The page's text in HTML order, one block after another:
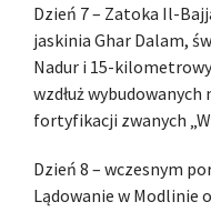
Dzień 7 – Zatoka Il-
jaskinia Ghar Dalam,
Nadur i 15-
wzdłuż wybudowanych
fortyfikacji zwanych
Dzień 8 – wczesnym
Lądowanie w Modlinie